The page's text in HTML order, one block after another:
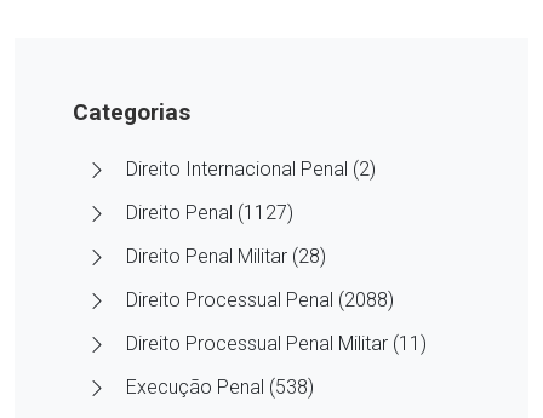
Categorias
Direito Internacional Penal (2)
Direito Penal (1127)
Direito Penal Militar (28)
Direito Processual Penal (2088)
Direito Processual Penal Militar (11)
Execução Penal (538)